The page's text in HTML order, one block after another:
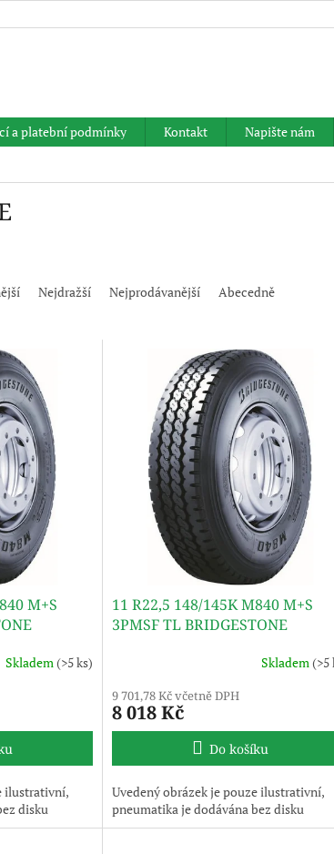
a platební podmínky Kontakt Napište nám
Nejdražší Nejprodávanější Abecedně
M+S
Skladem(>5 ks)
ilustrativní,
disku
11 R22,5 148/145K M840 M+S
3PMSF TL BRIDGESTONE
Skladem(>5
9 701,78 Kč včetně DPH
8 018 Kč
Do košíku
Uvedený obrázek je pouze ilustrativní,
pneumatika je dodávána bez disku